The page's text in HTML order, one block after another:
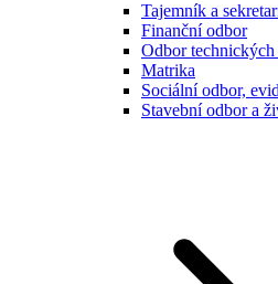
Tajemník a
Finanční odbor
Odbor technických
Matrika
Sociální odbor,
Stavební odbor a